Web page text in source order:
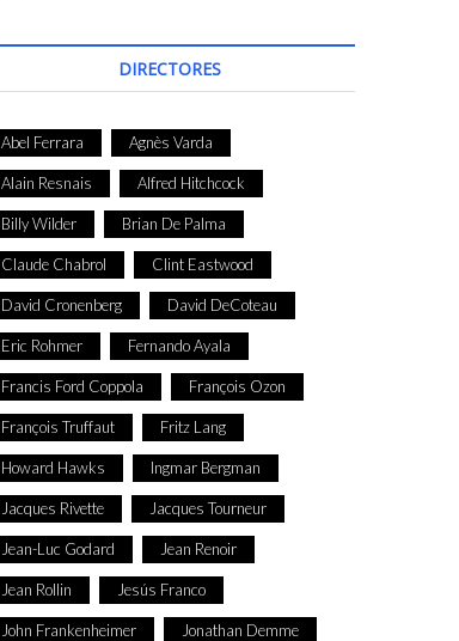
DIRECTORES
Abel Ferrara Agnès Varda
Alain Resnais Alfred Hitchcock
Billy Wilder Brian De Palma
Claude Chabrol Clint Eastwood
David Cronenberg David DeCoteau
Eric Rohmer Fernando Ayala
Francis Ford Coppola François Ozon
François Truffaut Fritz Lang
Howard Hawks Ingmar Bergman
Jacques Rivette Jacques Tourneur
Jean-Luc Godard Jean Renoir
Jean Rollin Jesús Franco
John Frankenheimer Jonathan Demme